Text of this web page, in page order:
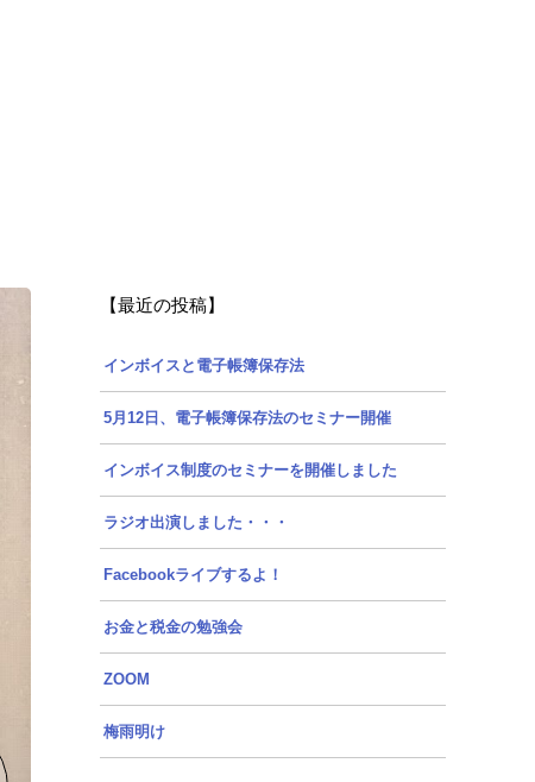
【最近の投稿】
インボイスと電子帳簿保存法
5月12日、電子帳簿保存法のセミナー開催
インボイス制度のセミナーを開催しました
ラジオ出演しました・・・
Facebookライブするよ！
お金と税金の勉強会
ZOOM
梅雨明け